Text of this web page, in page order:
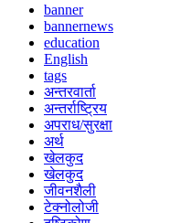
banner
bannernews
education
English
tags
अन्तरवार्ता
अन्तर्राष्ट्रिय
अपराध/सुरक्षा
अर्थ
खेलकुद
खेलकुद
जीवनशैली
टेक्नोलोजी